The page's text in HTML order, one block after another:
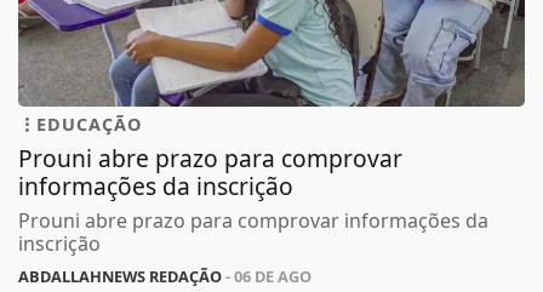
EDUCAÇÃO
Prouni abre prazo para comprovar
informações da inscrição
Prouni abre prazo para comprovar informações da
inscrição
ABDALLAHNEWS REDAÇÃO- 06 DE AGO